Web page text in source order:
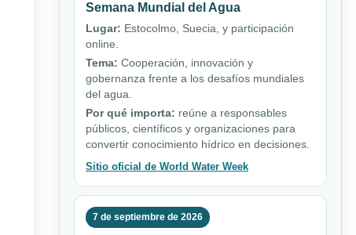
Semana Mundial del Agua
Lugar: Estocolmo, Suecia, y participación
online.
Tema: Cooperación, innovación y
gobernanza frente a los desafíos mundiales
del agua.
Por qué importa: reúne a responsables
públicos, científicos y organizaciones para
convertir conocimiento hídrico en decisiones.
Sitio oficial de World Water Week
7 de septiembre de 2026